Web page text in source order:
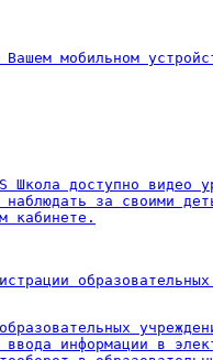
мобильном
Школа доступно
наблюдать за своими
кабинете.
информации в